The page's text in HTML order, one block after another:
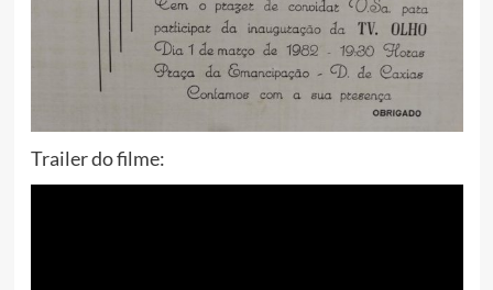
Trailer do filme: